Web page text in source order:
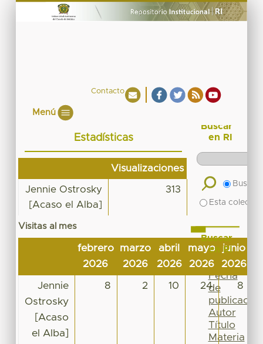
Contacto
Menú
Estadísticas
Visualizaciones
Jennie Ostrosky
[Acaso el Alba]
313
Visitas al mes
febrero
2026
marzo
2026
abril
2026
mayo
2026
junio
2026
Jennie
Ostrosky
[Acaso
el Alba]
8 2 10 24 8
Buscar
en RI
Buscar
Esta
Buscar
en RI
Por
Fecha
de
publicación
Autor
Título
Materia